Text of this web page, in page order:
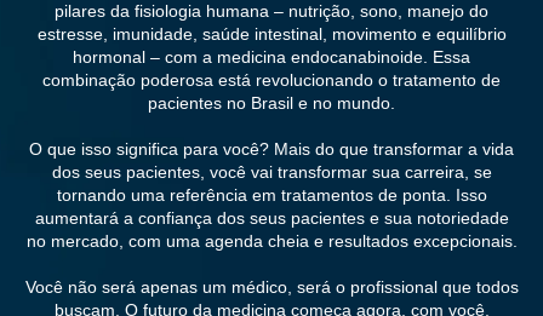
pilares da fisiologia humana – nutrição, sono, manejo do
estresse, imunidade, saúde intestinal, movimento e equilíbrio
hormonal – com a medicina endocanabinoide. Essa
combinação poderosa está revolucionando o tratamento de
pacientes no Brasil e no mundo.
O que isso significa para você? Mais do que transformar a vida
dos seus pacientes, você vai transformar sua carreira, se
tornando uma referência em tratamentos de ponta. Isso
aumentará a confiança dos seus pacientes e sua notoriedade
no mercado, com uma agenda cheia e resultados excepcionais.
Você não será apenas um médico, será o profissional que todos
buscam. O futuro da medicina começa agora, com você.